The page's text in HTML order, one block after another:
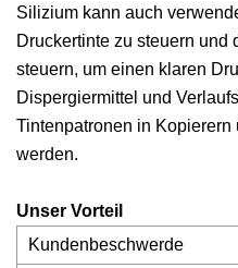
Silizium kann auch
Druckertinte zu steuern und
steuern, um einen klaren
Dispergiermittel und
Tintenpatronen in
werden.
Unser Vorteil
Kundenbeschwerde